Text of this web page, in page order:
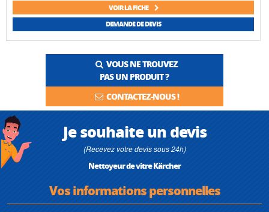
VOIR LA FICHE
DEMANDE DE DEVIS
VOUS NE TROUVEZ
PAS UN PRODUIT ?
CONTACTEZ-NOUS !
Je souhaite un devis
(Recevez votre devis sous 24h)
Nettoyeur de vitre Kärcher
Vos informations personnelles